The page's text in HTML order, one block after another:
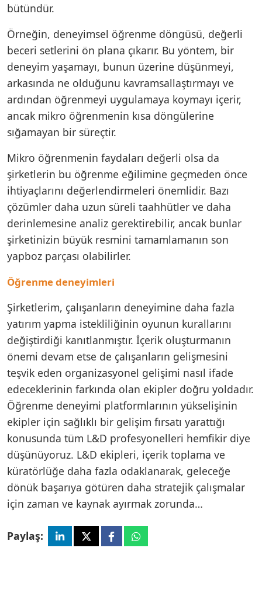
bütündür.
Örneğin, deneyimsel öğrenme döngüsü, değerli
beceri setlerini ön plana çıkarır. Bu yöntem, bir
deneyim yaşamayı, bunun üzerine düşünmeyi,
arkasında ne olduğunu kavramsallaştırmayı ve
ardından öğrenmeyi uygulamaya koymayı içerir,
ancak mikro öğrenmenin kısa döngülerine
sığamayan bir süreçtir.
Mikro öğrenmenin faydaları değerli olsa da
şirketlerin bu öğrenme eğilimine geçmeden önce
ihtiyaçlarını değerlendirmeleri önemlidir. Bazı
çözümler daha uzun süreli taahhütler ve daha
derinlemesine analiz gerektirebilir, ancak bunlar
şirketinizin büyük resmini tamamlamanın son
yapboz parçası olabilirler.
Öğrenme deneyimleri
Şirketlerim, çalışanların deneyimine daha fazla
yatırım yapma istekliliğinin oyunun kurallarını
değiştirdiği kanıtlanmıştır. İçerik oluşturmanın
önemi devam etse de çalışanların gelişmesini
teşvik eden organizasyonel gelişimi nasıl ifade
edeceklerinin farkında olan ekipler doğru yoldadır.
Öğrenme deneyimi platformlarının yükselişinin
ekipler için sağlıklı bir gelişim fırsatı yarattığı
konusunda tüm L&D profesyonelleri hemfikir diye
düşünüyoruz. L&D ekipleri, içerik toplama ve
küratörlüğe daha fazla odaklanarak, geleceğe
dönük başarıya götüren daha stratejik çalışmalar
için zaman ve kaynak ayırmak zorunda…
Paylaş: